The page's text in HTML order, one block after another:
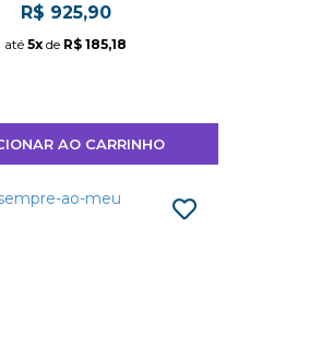
R$ 925,90
até 5x de R$ 185,18
AO CARRINHO